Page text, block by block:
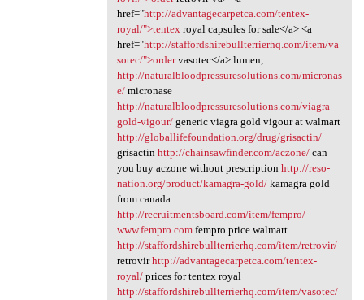
href="http://advantagecarpetca.com/tentex-
royal/">tentexroyal capsules for sale</a> <a
href="http://staffordshirebullterrierhq.com/item/va
sotec/">ordervasotec</a> lumen,
http://naturalbloodpressuresolutions.com/micronas
e/micronase
http://naturalbloodpressuresolutions.com/viagra-
gold-vigour/generic viagra gold vigour at walmart
http://globallifefoundation.org/drug/grisactin/
grisactin http://chainsawfinder.com/aczone/can
you buy aczone without prescription http://reso-
nation.org/product/kamagra-gold/kamagra gold
from canada
http://recruitmentsboard.com/item/fempro/
www.fempro.comfempro price walmart
http://staffordshirebullterrierhq.com/item/retrovir/
retrovirhttp://advantagecarpetca.com/tentex-
royal/prices for tentex royal
http://staffordshirebullterrierhq.com/item/vasotec/